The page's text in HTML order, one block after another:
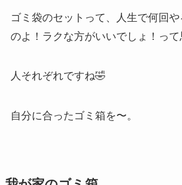
ゴミ袋のセットって、人生で何回
のよ！ラクな方がいいでしょ！っ
人それぞれですね🤣
自分に合ったゴミ箱を〜。